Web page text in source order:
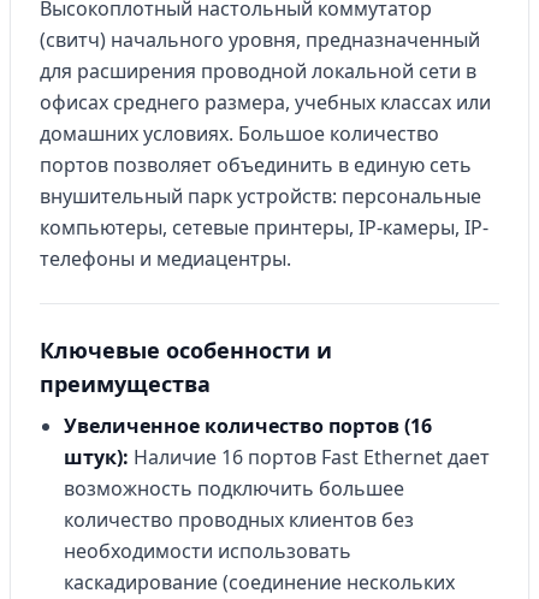
Высокоплотный настольный коммутатор
(свитч) начального уровня, предназначенный
для расширения проводной локальной сети в
офисах среднего размера, учебных классах или
домашних условиях. Большое количество
портов позволяет объединить в единую сеть
внушительный парк устройств: персональные
компьютеры, сетевые принтеры, IP-камеры, IP-
телефоны и медиацентры.
Ключевые особенности и
преимущества
Увеличенное количество портов (16
штук): Наличие 16 портов Fast Ethernet дает
возможность подключить большее
количество проводных клиентов без
необходимости использовать
каскадирование (соединение нескольких